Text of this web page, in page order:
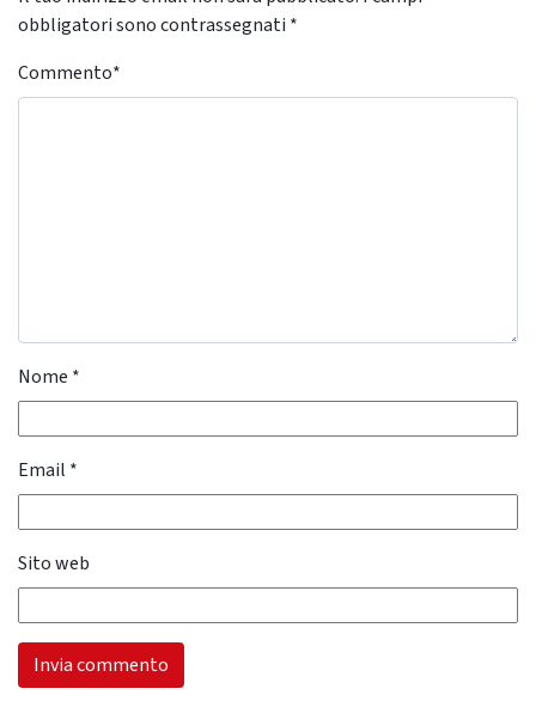
obbligatori sono contrassegnati *
Commento*
Nome *
Email *
Sito web